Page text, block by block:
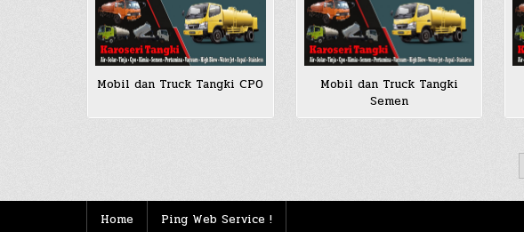
Mobil dan Truck Tangki CPO
Mobil dan Truck Tangki
Semen
Home Ping Web Service !